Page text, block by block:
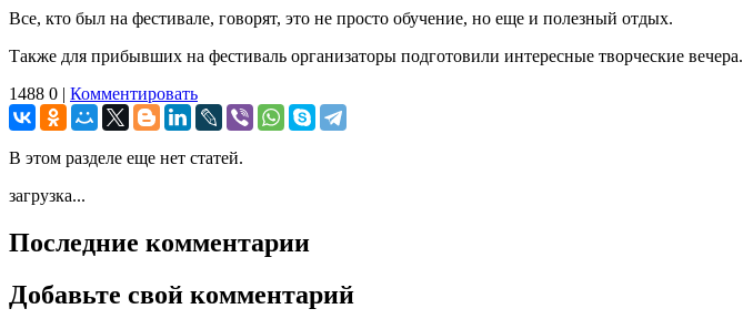
Все, кто был на фестивале, говорят, это не просто обучение, но еще и полезный отдых.
Также для прибывших на фестиваль организаторы подготовили интересные творческие вечера.
1488 0 | Комментировать
В этом разделе еще нет статей.
загрузка...
Последние комментарии
Добавьте свой комментарий